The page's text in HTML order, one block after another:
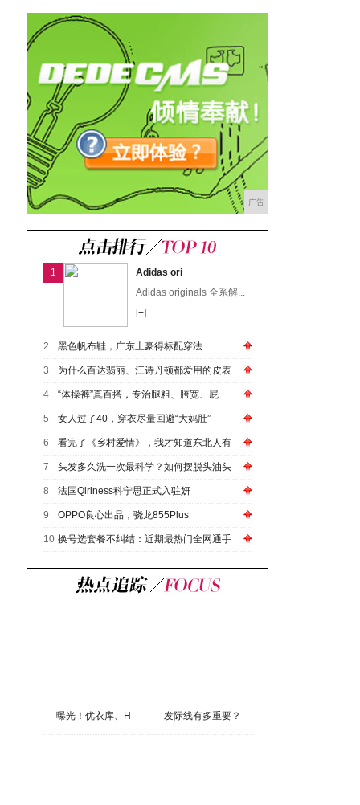
广告
1
Adidas ori
Adidas originals 全系解...
[+]
2 黑色帆布鞋，广东土豪得标配穿法
3 为什么百达翡丽、江诗丹顿都爱用的皮表
4 “体操裤”真百搭，专治腿粗、胯宽、屁
5 女人过了40，穿衣尽量回避“大妈肚”
6 看完了《乡村爱情》，我才知道东北人有
7 头发多久洗一次最科学？如何摆脱头油头
8 法国Qiriness科宁思正式入驻妍
9 OPPO良心出品，骁龙855Plus
10 换号选套餐不纠结：近期最热门全网通手
曝光！优衣库、H 发际线有多重要？